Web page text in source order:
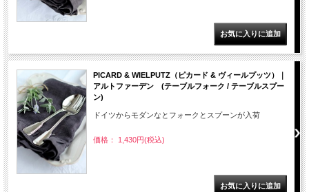
PICARD & WIELPUTZ（ピカード & ヴィールプッツ）｜
アルトファーデン (テーブルフォーク / テーブルスプー
ン)
ドイツからモダンなとフォークとスプーンが入荷
価格： 1,430円(税込)